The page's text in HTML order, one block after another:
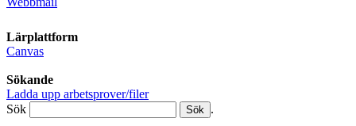
Lärplattform
Canvas
Sökande
Ladda upp arbetsprover/filer
Sök
.